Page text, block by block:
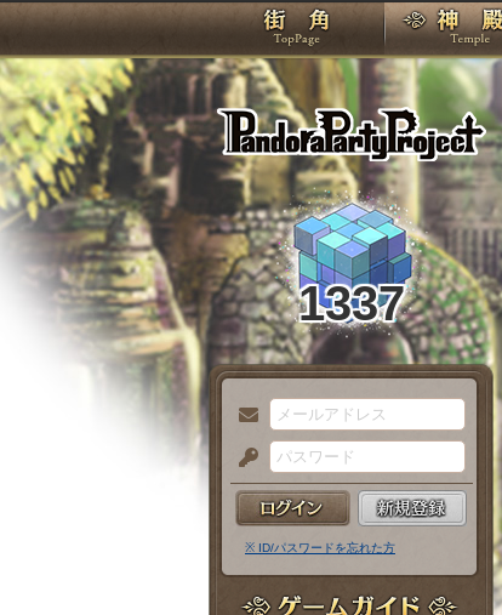
TOP
1337
メ
ー
ル
ア
ド
パ
ス
ー
※ ID/パスワードを忘れた方